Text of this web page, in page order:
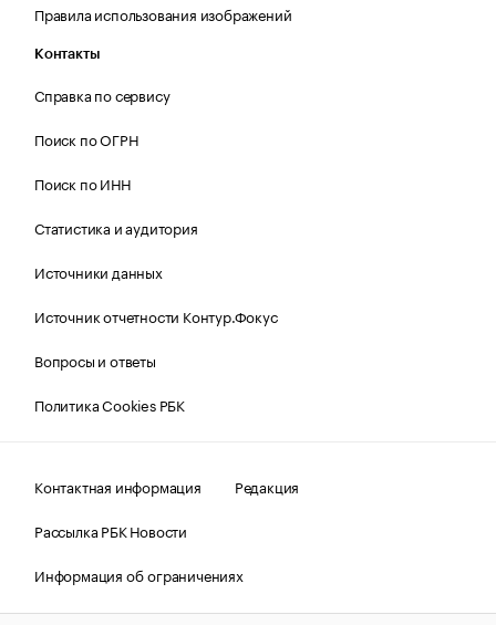
Правила использования изображений
Контакты
Справка по сервису
Поиск по ОГРН
Поиск по ИНН
Статистика и аудитория
Источники данных
Источник отчетности Контур.Фокус
Вопросы и ответы
Политика Cookies РБК
Контактная информация
Редакция
Рассылка РБК Новости
Информация об ограничениях
Правовая информация
О соблюдении авторских прав